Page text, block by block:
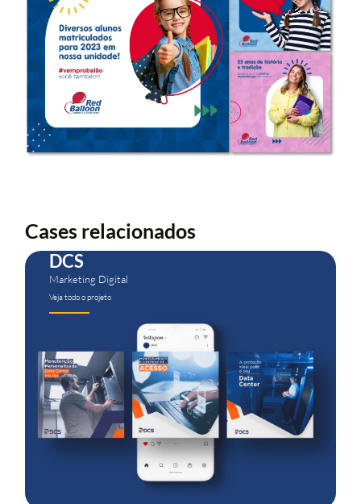
Cases relacionados
DCS
Marketing Digital
Veja todo o projeto